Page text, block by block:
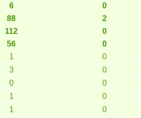
6 0
88 2
112 0
56 0
1 0
3 0
0 0
1 0
1 0